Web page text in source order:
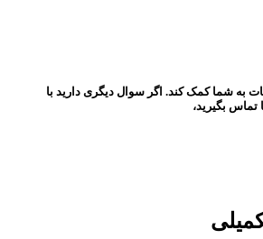
به شما کمک کند. اگر سوال دیگری دارید با
بگیرید،